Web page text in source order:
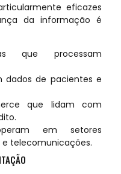
eficazes
da informação é
que processam
dados de pacientes e
que lidam com
em setores
telecomunicações.